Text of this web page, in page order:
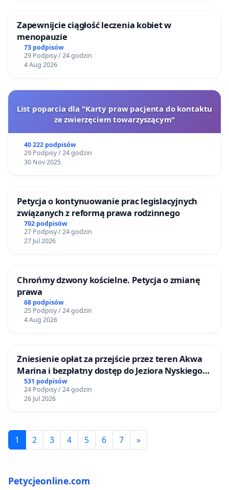
Zapewnijcie ciągłość leczenia kobiet w
menopauzie
73 podpisów
29 Podpisy / 24 godzin
4 Aug 2026
List poparcia dla "Karty praw pacjenta do kontaktu
ze zwierzęciem towarzyszącym"
40 222 podpisów
29 Podpisy / 24 godzin
30 Nov 2025
Petycja o kontynuowanie prac legislacyjnych
związanych z reformą prawa rodzinnego
702 podpisów
27 Podpisy / 24 godzin
27 Jul 2026
Chrońmy dzwony kościelne. Petycja o zmianę
prawa
68 podpisów
25 Podpisy / 24 godzin
4 Aug 2026
Zniesienie opłat za przejście przez teren Akwa
Marina i bezpłatny dostęp do Jeziora Nyskiego
dla mieszkańców Gminy Nysa
531 podpisów
24 Podpisy / 24 godzin
26 Jul 2026
1 2 3 4 5 6 7 »
Petycjeonline.com